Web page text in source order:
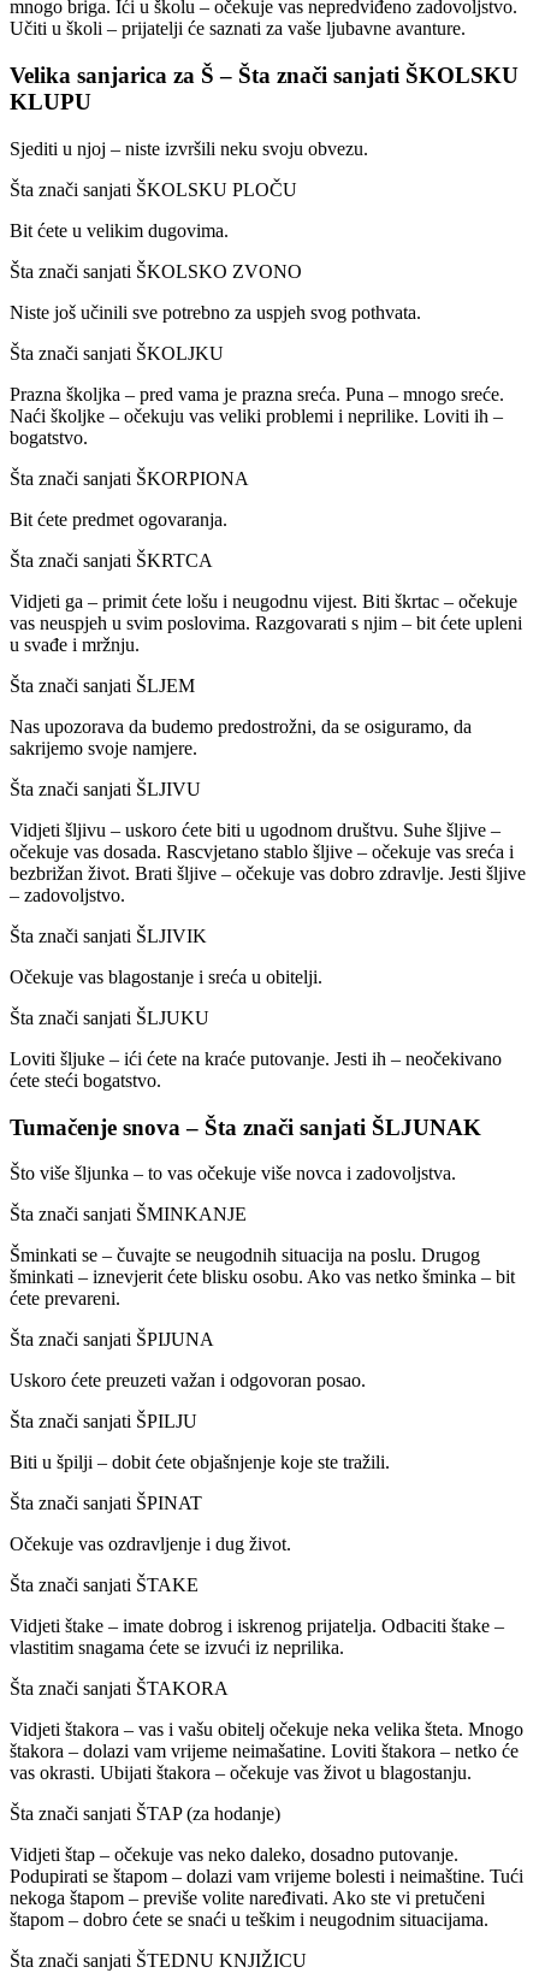
mnogo briga. Ići u školu – očekuje vas nepredviđeno zadovoljstvo.
Učiti u školi – prijatelji će saznati za vaše ljubavne avanture.
Velika sanjarica za Š – Šta znači sanjati ŠKOLSKU
KLUPU
Sjediti u njoj – niste izvršili neku svoju obvezu.
Šta znači sanjati ŠKOLSKU PLOČU
Bit ćete u velikim dugovima.
Šta znači sanjati ŠKOLSKO ZVONO
Niste još učinili sve potrebno za uspjeh svog pothvata.
Šta znači sanjati ŠKOLJKU
Prazna školjka – pred vama je prazna sreća. Puna – mnogo sreće.
Naći školjke – očekuju vas veliki problemi i neprilike. Loviti ih –
bogatstvo.
Šta znači sanjati ŠKORPIONA
Bit ćete predmet ogovaranja.
Šta znači sanjati ŠKRTCA
Vidjeti ga – primit ćete lošu i neugodnu vijest. Biti škrtac – očekuje
vas neuspjeh u svim poslovima. Razgovarati s njim – bit ćete upleni
u svađe i mržnju.
Šta znači sanjati ŠLJEM
Nas upozorava da budemo predostrožni, da se osiguramo, da
sakrijemo svoje namjere.
Šta znači sanjati ŠLJIVU
Vidjeti šljivu – uskoro ćete biti u ugodnom društvu. Suhe šljive –
očekuje vas dosada. Rascvjetano stablo šljive – očekuje vas sreća i
bezbrižan život. Brati šljive – očekuje vas dobro zdravlje. Jesti šljive
– zadovoljstvo.
Šta znači sanjati ŠLJIVIK
Očekuje vas blagostanje i sreća u obitelji.
Šta znači sanjati ŠLJUKU
Loviti šljuke – ići ćete na kraće putovanje. Jesti ih – neočekivano
ćete steći bogatstvo.
Tumačenje snova – Šta znači sanjati ŠLJUNAK
Što više šljunka – to vas očekuje više novca i zadovoljstva.
Šta znači sanjati ŠMINKANJE
Šminkati se – čuvajte se neugodnih situacija na poslu. Drugog
šminkati – iznevjerit ćete blisku osobu. Ako vas netko šminka – bit
ćete prevareni.
Šta znači sanjati ŠPIJUNA
Uskoro ćete preuzeti važan i odgovoran posao.
Šta znači sanjati ŠPILJU
Biti u špilji – dobit ćete objašnjenje koje ste tražili.
Šta znači sanjati ŠPINAT
Očekuje vas ozdravljenje i dug život.
Šta znači sanjati ŠTAKE
Vidjeti štake – imate dobrog i iskrenog prijatelja. Odbaciti štake –
vlastitim snagama ćete se izvući iz neprilika.
Šta znači sanjati ŠTAKORA
Vidjeti štakora – vas i vašu obitelj očekuje neka velika šteta. Mnogo
štakora – dolazi vam vrijeme neimašatine. Loviti štakora – netko će
vas okrasti. Ubijati štakora – očekuje vas život u blagostanju.
Šta znači sanjati ŠTAP (za hodanje)
Vidjeti štap – očekuje vas neko daleko, dosadno putovanje.
Podupirati se štapom – dolazi vam vrijeme bolesti i neimaštine. Tući
nekoga štapom – previše volite naređivati. Ako ste vi pretučeni
štapom – dobro ćete se snaći u teškim i neugodnim situacijama.
Šta znači sanjati ŠTEDNU KNJIŽICU